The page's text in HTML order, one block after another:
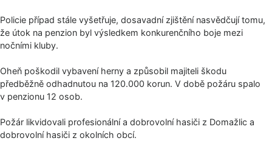
Policie případ stále vyšetřuje, dosavadní zjištění nasvědčují tomu,
že útok na penzion byl výsledkem konkurenčního boje mezi
nočními kluby.
Oheň poškodil vybavení herny a způsobil majiteli škodu
předběžně odhadnutou na 120.000 korun. V době požáru spalo
v penzionu 12 osob.
Požár likvidovali profesionální a dobrovolní hasiči z Domažlic a
dobrovolní hasiči z okolních obcí.